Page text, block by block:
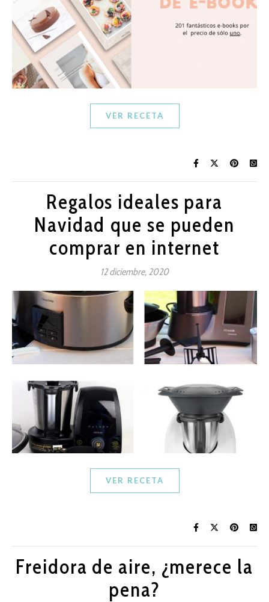
VER RECETA
Regalos ideales para
Navidad que se pueden
comprar en internet
12 diciembre, 2020
VER RECETA
Freidora de aire, ¿merece la
pena?